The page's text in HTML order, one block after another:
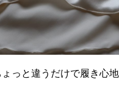
っと違うだけで履き心